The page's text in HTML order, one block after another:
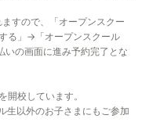
すので、「オープンスクー
る」→「オープンスクール
の画面に進み予約完了とな
開校しています。
生以外のお子さまにもご参加